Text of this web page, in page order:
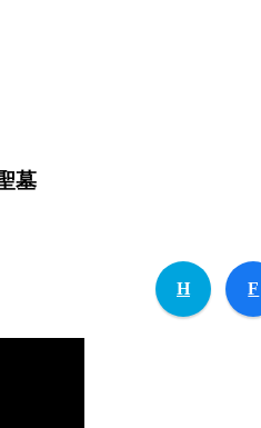
墓
H F